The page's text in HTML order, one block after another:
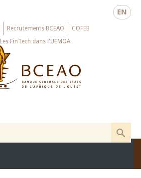
EN
Recrutements BCEAO
COFEB
Les FinTech dans l'UEMOA